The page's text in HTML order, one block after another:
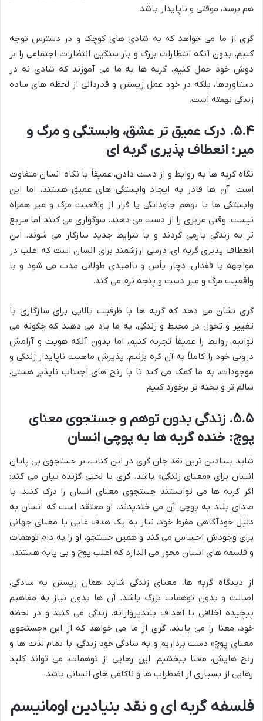
هم برسد، موقتی و ناپایدار باشد.
گری از ما می خواهد که به شادی های کوچک و در دسترس توجه
کنیم، بدون آنکه انتظارات بزرگ و بار سنگین انتظارات اجتماعی را بر
دوش خود حمل کنیم. گربه ها به ما می آموزند که شادی نه در
دستاوردها، بلکه در خود عمل زیستن و قدردانی از لحظه های ساده
زندگی نهفته است.
۵.۴. درک عمیق تر عشق، وابستگی و مرگ و
میر: انعطاف پذیری گربه ای
نگاه گربه ها به روابط و از دست دادن، عمیقاً با نگاه انسان متفاوت
است. آن ها قادر به ایجاد وابستگی های عمیق هستند، اما این
وابستگی ها با توهم جاودانگی یا فرار از واقعیت مرگ و میر همراه
نیست. وقتی عزیزی را از دست می دهند، سوگواری می کنند اما سریع
تر به زندگی بازمی گردند و با شرایط جدید سازگار می شوند. این
انعطاف پذیری گربه ای، درسی ارزشمند برای انسان است که اغلب در
مواجهه با فقدان، دچار یأس و ناامیدی طولانی مدت می شود و با
واقعیت مرگ و میر دست و پنجه نرم می کند.
گری نشان می دهد که گربه ها با ظرفیت بالایی برای سازگاری با
تغییر و تحول در محیط و زندگی، به ما یاد می دهند که چگونه می
توانیم روابط را عمیقاً تجربه کنیم، اما بدون آنکه هویت و آرامش
درونی خود را کاملاً به آن گره بزنیم. پذیرش ماهیت ناپایدار زندگی و
موجودات، به ما کمک می کند تا با رنج های اجتناب ناپذیر هستی،
سالم تر و پخته تر برخورد کنیم.
۵.۵. زندگی بدون توهم و جستجوی معنای
پوچ: خنده گربه ها به پوچی انسان
شاید بنیادین ترین نقد جان گری در این کتاب، بر جستجوی بی پایان
انسان برای «معنای زندگی» باشد. گری با لحنی گزنده بیان می کند:
اگر گربه ها می توانستند جستجوی معنای انسان را درک کنند، با
صدای بلند به پوچی آن می خندیدند. او معتقد است که انسان به
دلیل خودآگاهی مفرط خود، نیاز به یک هدف غایی یا معنای جهانی
برای وجودش احساس می کند و همین جستجو، او را به دام توهمات
و فلسفه های انسان محور می اندازد که اغلب پوچ و بی پایه هستند.
از دیدگاه گربه ها، معنای زندگی شاید همان زیستن به سادگی،
اصالت و بدون توهمات بزرگ باشد. آن ها بدون نیاز به مفاهیم
پیچیده اخلاقی یا اهداف بلندپروازانه، زندگی می کنند و در لحظه
خود، معنا را می یابند. گری از ما می خواهد که از این «جستجوی
معنای پوچ» دست برداریم و به سادگی خود زندگی، با تمام لذت ها و
رنج هایش، معنا ببخشیم. این رهایی از توهمات، می تواند کلید
رهایی از بسیاری از اضطراب ها و ناکامی های انسانی باشد.
فلسفه گربه ای و نقد بنیادین اومانیسم